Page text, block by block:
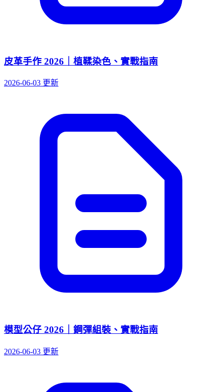
皮革手作 2026｜植鞣染色、實戰指南
2026-06-03 更新
模型公仔 2026｜鋼彈組裝、實戰指南
2026-06-03 更新